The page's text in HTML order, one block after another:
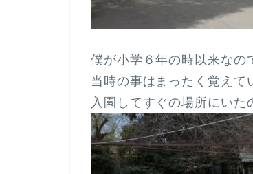
僕が小学６年の時以来なの
当時の事はまったく覚えて
入園してすぐの場所にいた